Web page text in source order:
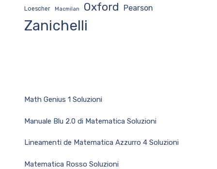
Loescher Macmilan Oxford Pearson
Zanichelli
Math Genius 1 Soluzioni
Manuale Blu 2.0 di Matematica Soluzioni
Lineamenti de Matematica Azzurro 4 Soluzioni
Matematica Rosso Soluzioni